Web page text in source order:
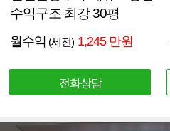
수익구조 최강 30평
월수익 (세전) 1,245 만원
전화상담